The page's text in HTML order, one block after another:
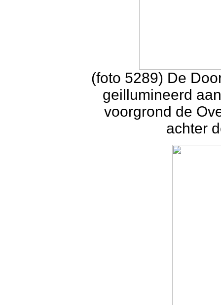
(foto 5289) De
geillumineerd
voorgrond de
achter